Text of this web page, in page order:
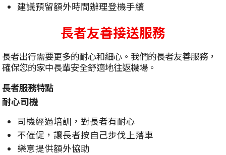
建議預留額外時間辦理登機手續
長者友善接送服務
長者出行需要更多的耐心和細心。我們的長者友善服務，
確保您的家中長輩安全舒適地往返機場。
長者服務特點
耐心司機
司機經過培訓，對長者有耐心
不催促，讓長者按自己步伐上落車
樂意提供額外協助